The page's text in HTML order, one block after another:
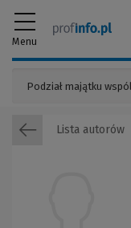
Menu
Lista autorów